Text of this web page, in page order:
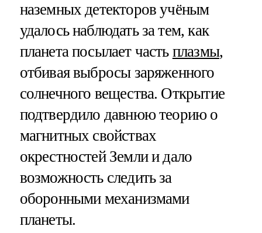
наземных детекторов учёным
удалось наблюдать за тем, как
планета посылает часть плазмы,
отбивая выбросы заряженного
солнечного вещества. Открытие
подтвердило давнюю теорию о
магнитных свойствах
окрестностей Земли и дало
возможность следить за
оборонными механизмами
планеты.